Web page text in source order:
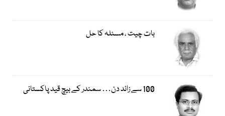
بات چیت ، مسئلہ کا حل
100 سے زائد دن… سمندر کے بیچ قید پاکستانی